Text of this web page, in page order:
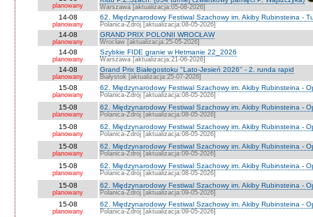
planowany Warszawa [aktualizacja:05-08-2026]
14-08
planowany
62. Międzynarodowy Festiwal Szachowy im. Akiby Rubinsteina -
Polanica-Zdrój [aktualizacja:08-05-2026]
14-08
planowany
GRAND PRIX POLONII WROCŁAW
Wrocław [aktualizacja:25-05-2026]
14-08
planowany
Szybkie FIDE granie w Hetmanie 22_2026
Warszawa [aktualizacja:21-06-2026]
14-08
planowany
Grand Prix Białegostoku "Lato-Jesień 2026" - 2. runda rapid
Białystok [aktualizacja:25-07-2026]
15-08
planowany
62. Międzynarodowy Festiwal Szachowy im. Akiby Rubinsteina -
Polanica-Zdrój [aktualizacja:08-05-2026]
15-08
planowany
62. Międzynarodowy Festiwal Szachowy im. Akiby Rubinsteina -
Polanica-Zdrój [aktualizacja:08-05-2026]
15-08
planowany
62. Międzynarodowy Festiwal Szachowy im. Akiby Rubinsteina -
Polanica-Zdrój [aktualizacja:08-05-2026]
15-08
planowany
62. Międzynarodowy Festiwal Szachowy im. Akiby Rubinsteina -
Polanica-Zdrój [aktualizacja:09-05-2026]
15-08
planowany
62. Międzynarodowy Festiwal Szachowy im. Akiby Rubinsteina -
Polanica-Zdrój [aktualizacja:08-05-2026]
15-08
planowany
62. Międzynarodowy Festiwal Szachowy im. Akiby Rubinsteina -
Polanica-Zdrój [aktualizacja:09-05-2026]
15-08
planowany
62. Międzynarodowy Festiwal Szachowy im. Akiby Rubinsteina -
Polanica-Zdrój [aktualizacja:09-05-2026]